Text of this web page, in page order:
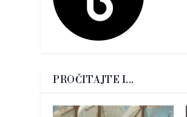
PROČITAJTE I...